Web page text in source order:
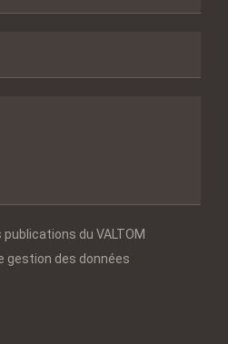
du VALTOM
gestion des données